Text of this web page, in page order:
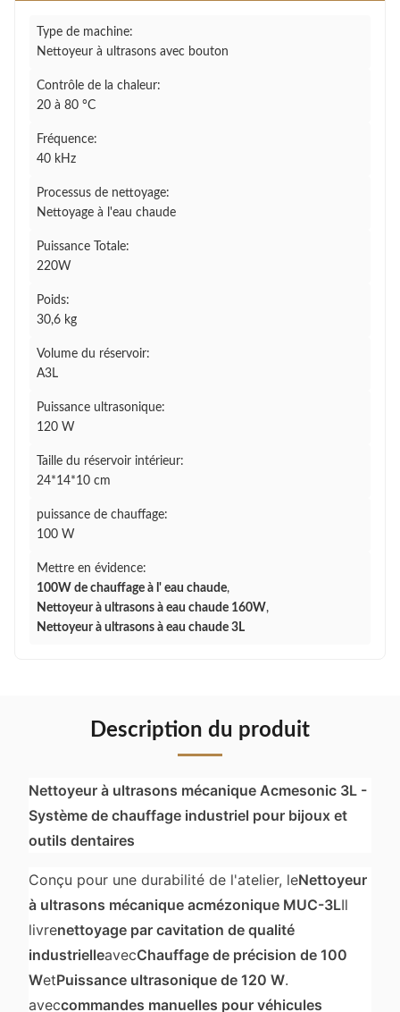
Type de machine:
Nettoyeur à ultrasons avec bouton
Contrôle de la chaleur:
20 à 80 °C
Fréquence:
40 kHz
Processus de nettoyage:
Nettoyage à l'eau chaude
Puissance Totale:
220W
Poids:
30,6 kg
Volume du réservoir:
A3L
Puissance ultrasonique:
120 W
Taille du réservoir intérieur:
24*14*10 cm
puissance de chauffage:
100 W
Mettre en évidence:
100W de chauffage à l' eau chaude,
Nettoyeur à ultrasons à eau chaude 160W,
Nettoyeur à ultrasons à eau chaude 3L
Description du produit
Nettoyeur à ultrasons mécanique Acmesonic 3L -
Système de chauffage industriel pour bijoux et
outils dentaires
Conçu pour une durabilité de l'atelier, leNettoyeur
à ultrasons mécanique acmézonique MUC-3LIl
livrenettoyage par cavitation de qualité
industrielleavecChauffage de précision de 100
WetPuissance ultrasonique de 120 W.
aveccommandes manuelles pour véhicules